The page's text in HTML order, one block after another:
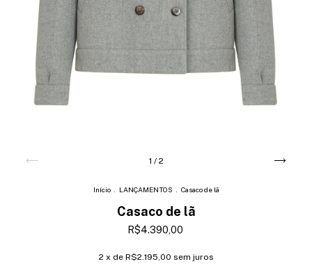
1 / 2
Início LANÇAMENTOS Casaco de lã
Casaco de lã
R$4.390,00
2 x de R$2.195,00 sem juros